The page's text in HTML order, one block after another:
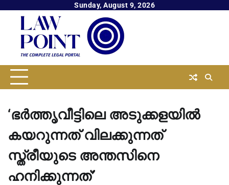
content
Sunday, August 9, 2026
‘ഭർത്തൃവീട്ടിലെ അടുക്കളയിൽ
കയറുന്നത് വിലക്കുന്നത്
സ്ത്രീയുടെ അന്തസിനെ
ഹനിക്കുന്നത്’